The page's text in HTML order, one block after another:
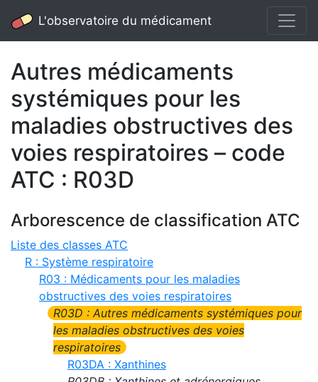
L'observatoire du médicament
Autres médicaments
systémiques pour les
maladies obstructives des
voies respiratoires – code
ATC : R03D
Arborescence de classification ATC
Liste des classes ATC
R : Système respiratoire
R03 : Médicaments pour les maladies
obstructives des voies respiratoires
R03D : Autres médicaments systémiques pour
les maladies obstructives des voies
respiratoires
R03DA : Xanthines